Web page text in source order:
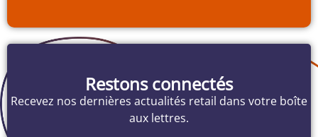
Restons connectés
Recevez nos dernières actualités retail dans votre boîte
aux lettres.